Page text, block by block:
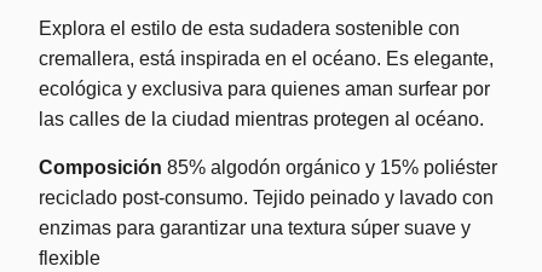
Explora el estilo de esta sudadera sostenible con
cremallera, está inspirada en el océano. Es elegante,
ecológica y exclusiva para quienes aman surfear por
las calles de la ciudad mientras protegen al océano.
Composición 85% algodón orgánico y 15% poliéster
reciclado post-consumo. Tejido peinado y lavado con
enzimas para garantizar una textura súper suave y
flexible